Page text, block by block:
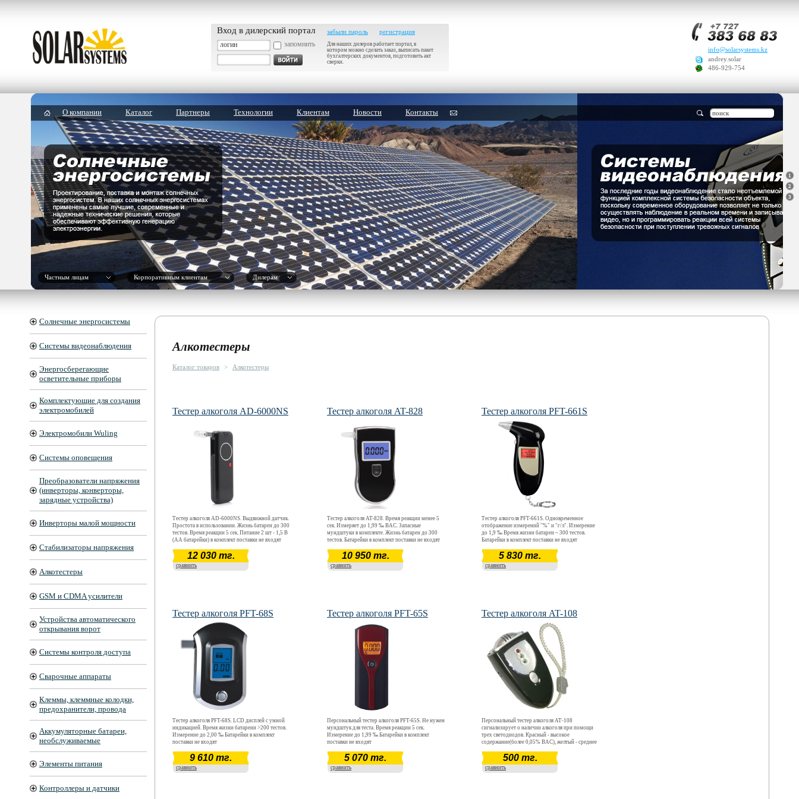
Вход в дилерский портал
запомнить
забыли пароль регистрация
Для наших дилеров работает портал, в
котором можно сделать заказ, выписать пакет
бухгалтерских документов, подготовить акт
сверки.
info@solarsystems.kz
andrey.solar
486-929-754
О компании Каталог Партнеры Технологии Клиентам Новости Контакты
Частным лицам Корпоративным клиентам Дилерам
Солнечные энергосистемы
Системы видеонаблюдения
Энергосберегающие
осветительные приборы
Комплектующие для создания
электромобилей
Электромобили Wuling
Системы оповещения
Преобразователи напряжения
(инверторы, конверторы,
зарядные устройства)
Инверторы малой мощности
Стабилизаторы напряжения
Алкотестеры
GSM и CDMA усилители
Устройства автоматического
открывания ворот
Системы контроля доступа
Сварочные аппараты
Клеммы, клеммные колодки,
предохранители, провода
Аккумуляторные батареи,
необслуживаемые
Элементы питания
Контроллеры и датчики
Алкотестеры
Каталог товаров > Алкотестеры
Тестер алкоголя AD-6000NS
Тестер алкоголя AD-6000NS. Выдвижной датчик.
Простота в использовании. Жизнь батареи до 300
тестов. Время реакции 5 сек. Питание 2 шт - 1,5 В
(АА батарейки) в комплект поставки не входят
12 030 тг.
сравнить
Тестер алкоголя AT-828
Тестер алкоголя AT-828. Время реакции менее 5
сек. Измеряет до 1,99 ‰ BAC. Запасные
мундштуки в комплекте. Жизнь батареи до 300
тестов. Батарейки в комплект поставки не входят
10 950 тг.
сравнить
Тестер алкоголя PFT-661S
Тестер алкоголя PFT-661S. Одновременное
отображение измерений "%" и "г/л". Измерение
до 1,9 ‰ Время жизни батареи ~ 300 тестов.
Батарейки в комплект поставки не входят
5 830 тг.
сравнить
Тестер алкоголя PFT-68S
Тестер алкоголя PFT-68S. LCD дисплей с умной
индикацией. Время жизни батареии >200 тестов.
Измерение до 2,00 ‰ Батарейки в комплект
поставки не входят
9 610 тг.
сравнить
Тестер алкоголя PFT-65S
Персональный тестер алкоголя PFT-65S. Не нужен
мундштук для теста. Время реакции 5 сек.
Измерение до 1,99 ‰ Батарейки в комплект
поставки не входят
5 070 тг.
сравнить
Тестер алкоголя AT-108
Персональный тестер алкоголя АТ-108
сигнализирует о наличии алкоголя при помощи
трех светодиодов. Красный - высокое
содержание(более 0,05% BAC), желтый - среднее
низкое допустимое содержание или отсутствие.
Имеет встроенный светодиодный фонарик,
эргономичный дизайн. Батарейки в комплект
500 тг.
сравнить